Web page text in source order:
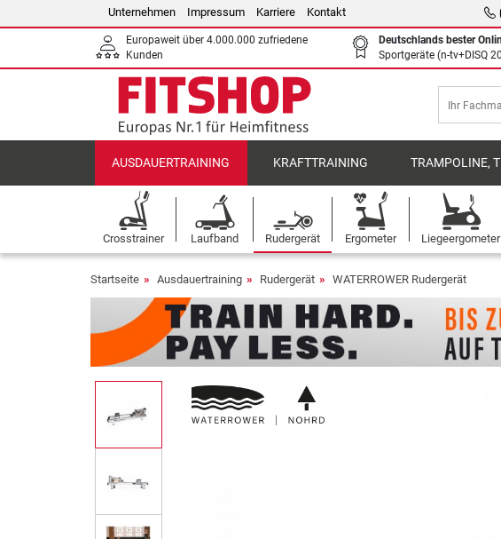
Unternehmen Impressum Karriere Kontakt
Europaweit über 4.000.000 zufriedene
Kunden
Deutschlands bester
Sportgeräte (n-tv+DISQ
AUSDAUERTRAINING KRAFTTRAINING TRAMPOLINE,
Crosstrainer Laufband Rudergerät Ergometer Liegeergometer
Startseite Ausdauertraining Rudergerät WATERROWER Rudergerät